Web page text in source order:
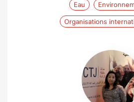
Eau
Organisations
Mériem